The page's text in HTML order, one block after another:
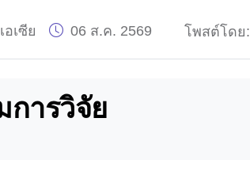
เซีย 06 ส.ค. 2569 โพสต์โดย:
การวิจัย